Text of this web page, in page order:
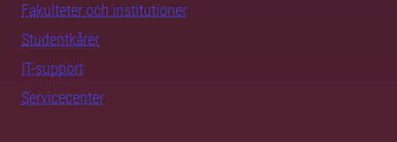
Fakulteter och institutioner
Studentkårer
IT-support
Servicecenter